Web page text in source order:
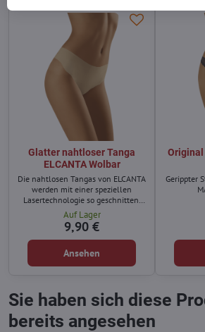
Glatter nahtloser Tanga
ELCANTA Wolbar
Die nahtlosen Tangas von ELCANTA
werden mit einer speziellen
Lasertechnologie so geschnitten,
dass sie unter der Kleidung nicht zu
sehen sind.
Auf Lager
9,90 €
Ansehen
Original
Gerippter
Sie haben sich diese
bereits angesehen